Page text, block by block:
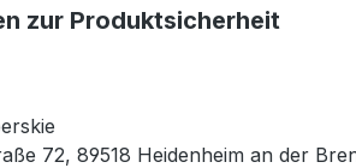
zur Produktsicherheit
72, 89518 Heidenheim an der